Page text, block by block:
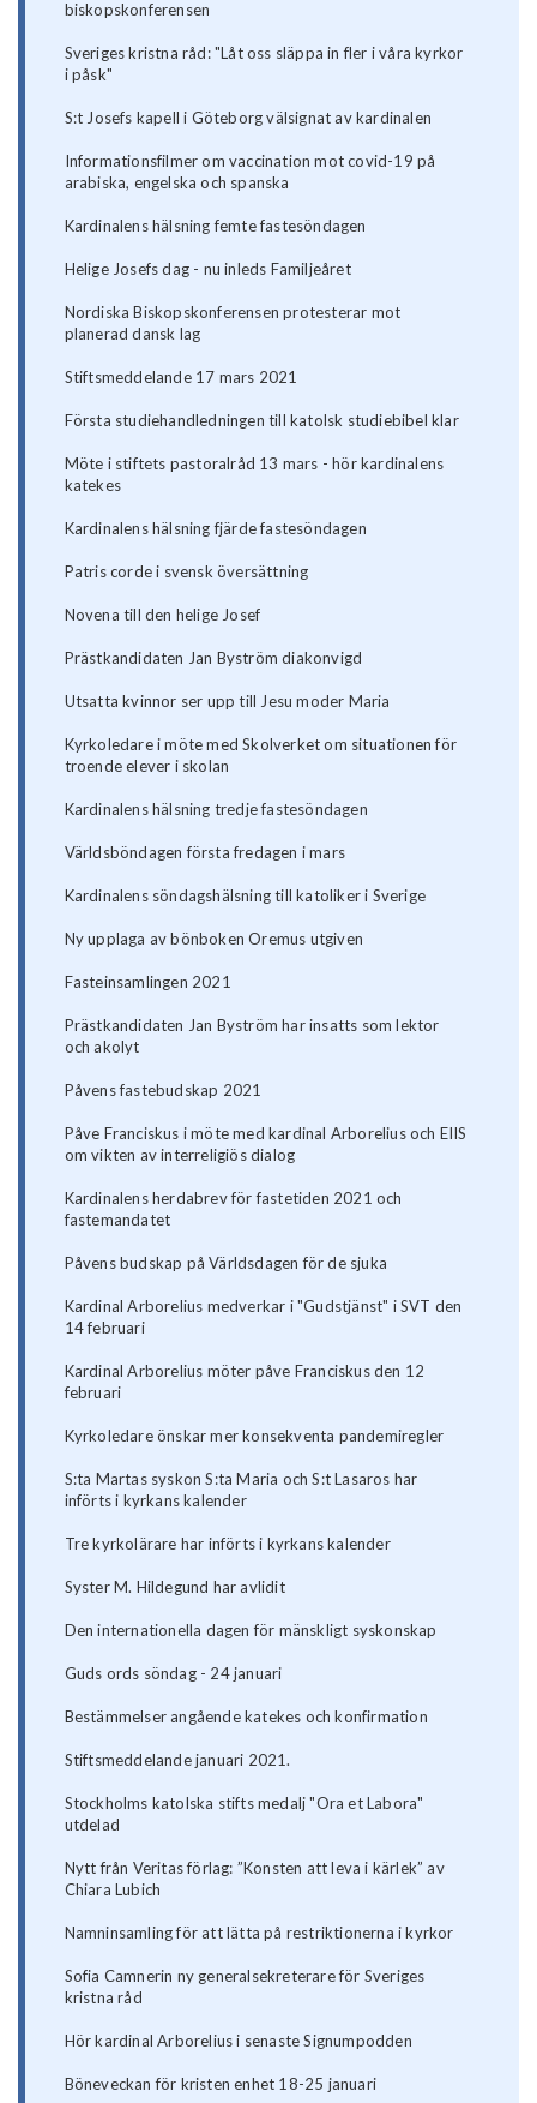
biskopskonferensen
Sveriges kristna råd: "Låt oss släppa in fler i våra kyrkor
i påsk"
S:t Josefs kapell i Göteborg välsignat av kardinalen
Informationsfilmer om vaccination mot covid-19 på
arabiska, engelska och spanska
Kardinalens hälsning femte fastesöndagen
Helige Josefs dag - nu inleds Familjeåret
Nordiska Biskopskonferensen protesterar mot
planerad dansk lag
Stiftsmeddelande 17 mars 2021
Första studiehandledningen till katolsk studiebibel klar
Möte i stiftets pastoralråd 13 mars - hör kardinalens
katekes
Kardinalens hälsning fjärde fastesöndagen
Patris corde i svensk översättning
Novena till den helige Josef
Prästkandidaten Jan Byström diakonvigd
Utsatta kvinnor ser upp till Jesu moder Maria
Kyrkoledare i möte med Skolverket om situationen för
troende elever i skolan
Kardinalens hälsning tredje fastesöndagen
Världsböndagen första fredagen i mars
Kardinalens söndagshälsning till katoliker i Sverige
Ny upplaga av bönboken Oremus utgiven
Fasteinsamlingen 2021
Prästkandidaten Jan Byström har insatts som lektor
och akolyt
Påvens fastebudskap 2021
Påve Franciskus i möte med kardinal Arborelius och EIIS
om vikten av interreligiös dialog
Kardinalens herdabrev för fastetiden 2021 och
fastemandatet
Påvens budskap på Världsdagen för de sjuka
Kardinal Arborelius medverkar i "Gudstjänst" i SVT den
14 februari
Kardinal Arborelius möter påve Franciskus den 12
februari
Kyrkoledare önskar mer konsekventa pandemiregler
S:ta Martas syskon S:ta Maria och S:t Lasaros har
införts i kyrkans kalender
Tre kyrkolärare har införts i kyrkans kalender
Syster M. Hildegund har avlidit
Den internationella dagen för mänskligt syskonskap
Guds ords söndag - 24 januari
Bestämmelser angående katekes och konfirmation
Stiftsmeddelande januari 2021.
Stockholms katolska stifts medalj "Ora et Labora"
utdelad
Nytt från Veritas förlag: ”Konsten att leva i kärlek” av
Chiara Lubich
Namninsamling för att lätta på restriktionerna i kyrkor
Sofia Camnerin ny generalsekreterare för Sveriges
kristna råd
Hör kardinal Arborelius i senaste Signumpodden
Böneveckan för kristen enhet 18-25 januari